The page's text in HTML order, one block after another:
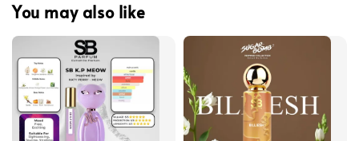
You may also like